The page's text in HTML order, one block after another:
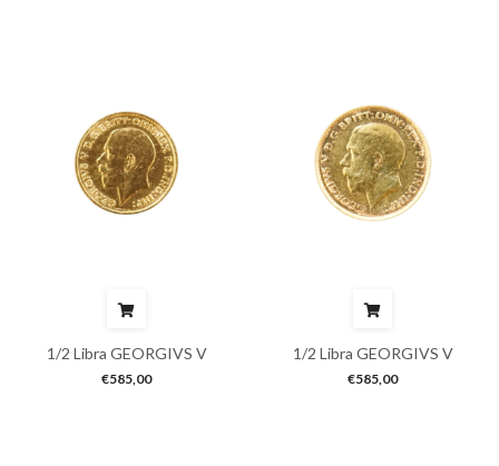
1/2 Libra GEORGIVS V
€585,00
1/2 Libra GEORGIVS V
€585,00